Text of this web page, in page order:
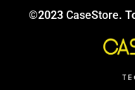
©2023 CaseStore.